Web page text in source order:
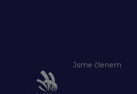
Jsme členem